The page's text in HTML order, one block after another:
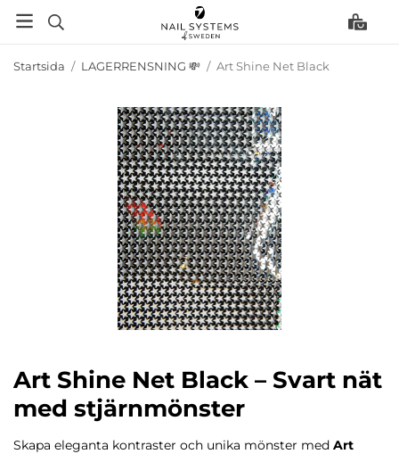
Startsida / LAGERRENSNING 💸 / Art Shine Net Black
Art Shine Net Black – Svart nät
med stjärnmönster
Skapa eleganta kontraster och unika mönster med Art